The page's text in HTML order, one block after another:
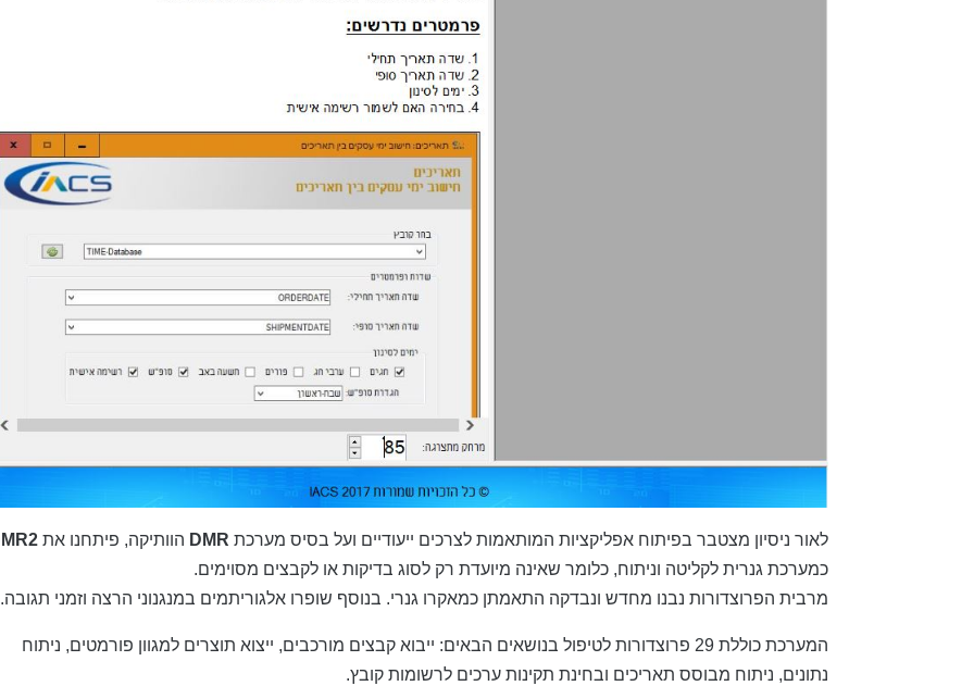
לאור ניסיון מצטבר בפיתוח אפליקציות המותאמות לצרכים ייעודיים ועל בסיס מערכת DMR הוותיקה, פיתחנו את
כמערכת גנרית לקליטה וניתוח, כלומר שאינה מיועדת רק לסוג בדיקות או לקבצים מסוימים.
מרבית הפרוצדורות נבנו מחדש ונבדקה התאמתן כמאקרו גנרי. בנוסף שופרו אלגוריתמים במנגנוני הרצה וזמני תגובה.
המערכת כוללת 29 פרוצדורות לטיפול בנושאים הבאים: ייבוא קבצים מורכבים, ייצוא תוצרים למגוון פורמטים, ניתוח
נתונים, ניתוח מבוסס תאריכים ובחינת תקינות ערכים לרשומות קובץ.